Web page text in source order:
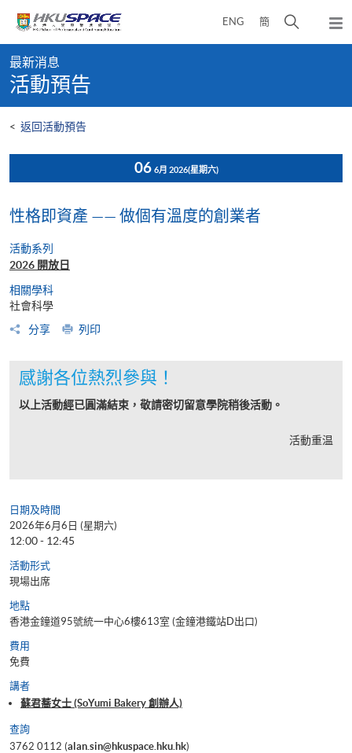
content
ENG 簡
開
彈
出
content
start
最新消息
活動預告
< 返回活動預告
06 6月 2026(星期六)
性格即資產 —— 做個有溫度的創業者
活動系列
2026 開放日
相關學科
社會科學
分享
列印
感謝各位熱烈參與！
以上活動經已圓滿結束，敬請密切留意學院稍後活動。
活動重温
日期及時間
2026年6月6日 (星期六)
12:00 - 12:45
活動形式
現場出席
地點
香港金鐘道95號統一中心6樓613室 (金鐘港鐵站D出口)
費用
免費
講者
蘇君蕎女士 (SoYumi Bakery 創辦人)
查詢
3762 0112 (alan.sin@hkuspace.hku.hk)